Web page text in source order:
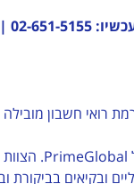
02-651-5155
PrimeGlobal
.
ובקיאים